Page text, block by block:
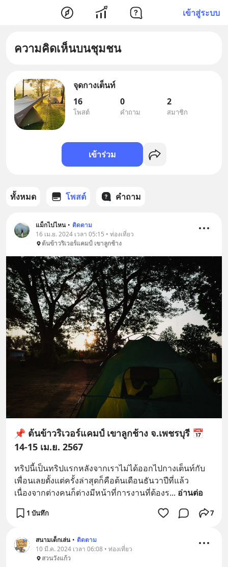
เข้าสู่ระบบ
ความคิดเห็นบนชุมชน
จุดกางเต็นท์
16
โพสต์
0
คำถาม
2
สมาชิก
เข้าร่วม
ทั้งหมด โพสต์ คำถาม
แม็กไปไหน • ติดตาม
16 เม.ย. 2024 เวลา 05:15 • ท่องเที่ยว
ต้นข้าวริเวอร์แคมป์ เขาลูกช้าง
📌 ต้นข้าวริเวอร์แคมป์ เขาลูกช้าง จ.เพชรบุรี 📅
14-15 เม.ย. 2567
ทริปนี้เป็นทริปแรกหลังจากเราไม่ได้ออกไปกางเต็นท์กับ
เพื่อนเลยตั้งแต่ครั้งล่าสุดก็คือต้นเดือนธันวาปีที่แล้ว
เนื่องจากต่างคนก็ต่างมีหน้าที่การงานที่ต้องร... อ่านต่อ
1 บันทึก 7
สนามเด็กเล่น • ติดตาม
10 มี.ค. 2024 เวลา 06:08 • ท่องเที่ยว
สวนวังแก้ว